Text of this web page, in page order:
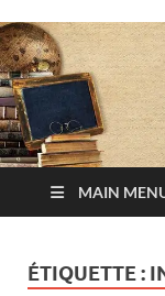
MAIN
ÉTIQUETTE :